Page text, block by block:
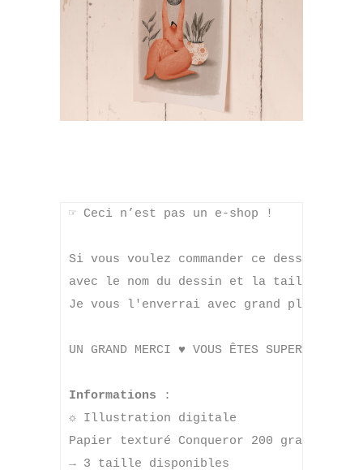
☞ Ceci n’est pas un e-shop !
Si vous voulez commander ce dessin,
avec le nom du dessin et la taille
Je vous l'enverrai avec grand plaisir
UN GRAND MERCI ♥ VOUS ÊTES SUPERS
Informations
☼ Illustration digitale
Papier texturé Conqueror 200 grammes